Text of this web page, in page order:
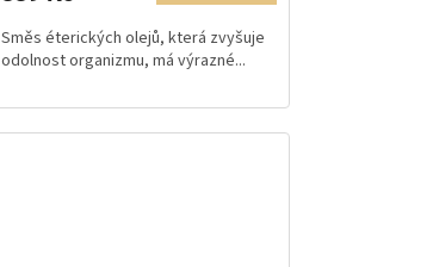
z
5
Směs éterických olejů, která zvyšuje
odolnost organizmu, má výrazné...